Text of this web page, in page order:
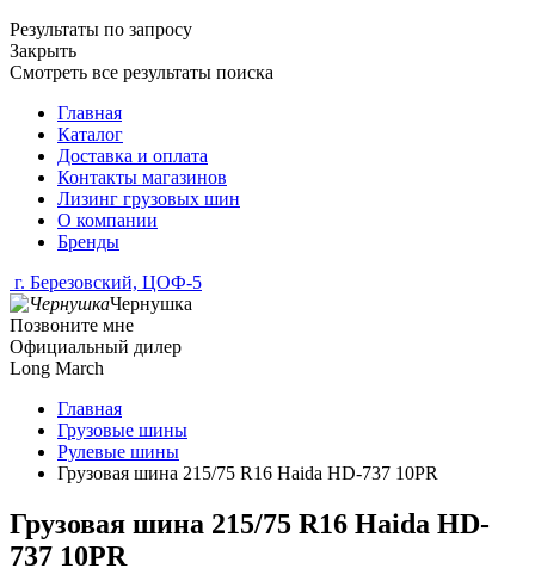
Результаты по запросу
Закрыть
Смотреть все результаты поиска
Главная
Каталог
Доставка и оплата
Контакты магазинов
Лизинг грузовых шин
О компании
Бренды
г. Березовский, ЦОФ-5
Чернушка
Позвоните мне
Официальный дилер
Long March
Главная
Грузовые шины
Рулевые шины
Грузовая шина 215/75 R16 Haida HD-737 10PR
Грузовая шина 215/75 R16 Haida HD-
737 10PR